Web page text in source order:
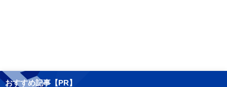
おすすめ記事【PR】